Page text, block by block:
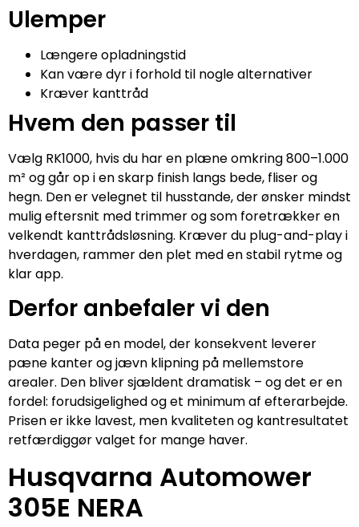
Ulemper
Længere opladningstid
Kan være dyr i forhold til nogle alternativer
Kræver kanttråd
Hvem den passer til
Vælg RK1000, hvis du har en plæne omkring 800–1.000
m² og går op i en skarp finish langs bede, fliser og
hegn. Den er velegnet til husstande, der ønsker mindst
mulig eftersnit med trimmer og som foretrækker en
velkendt kanttrådsløsning. Kræver du plug-and-play i
hverdagen, rammer den plet med en stabil rytme og
klar app.
Derfor anbefaler vi den
Data peger på en model, der konsekvent leverer
pæne kanter og jævn klipning på mellemstore
arealer. Den bliver sjældent dramatisk – og det er en
fordel: forudsigelighed og et minimum af efterarbejde.
Prisen er ikke lavest, men kvaliteten og kantresultatet
retfærdiggør valget for mange haver.
Husqvarna Automower
305E NERA